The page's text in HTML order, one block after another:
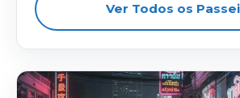
Ver Todos os